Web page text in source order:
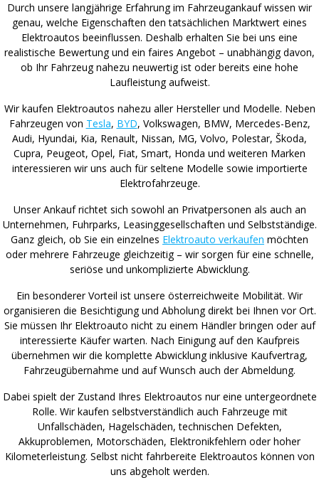
Durch unsere langjährige Erfahrung im Fahrzeugankauf wissen wir
genau, welche Eigenschaften den tatsächlichen Marktwert eines
Elektroautos beeinflussen. Deshalb erhalten Sie bei uns eine
realistische Bewertung und ein faires Angebot – unabhängig davon,
ob Ihr Fahrzeug nahezu neuwertig ist oder bereits eine hohe
Laufleistung aufweist.
Wir kaufen Elektroautos nahezu aller Hersteller und Modelle. Neben
Fahrzeugen von Tesla, BYD, Volkswagen, BMW, Mercedes-Benz,
Audi, Hyundai, Kia, Renault, Nissan, MG, Volvo, Polestar, Škoda,
Cupra, Peugeot, Opel, Fiat, Smart, Honda und weiteren Marken
interessieren wir uns auch für seltene Modelle sowie importierte
Elektrofahrzeuge.
Unser Ankauf richtet sich sowohl an Privatpersonen als auch an
Unternehmen, Fuhrparks, Leasinggesellschaften und Selbstständige.
Ganz gleich, ob Sie ein einzelnes Elektroauto verkaufen möchten
oder mehrere Fahrzeuge gleichzeitig – wir sorgen für eine schnelle,
seriöse und unkomplizierte Abwicklung.
Ein besonderer Vorteil ist unsere österreichweite Mobilität. Wir
organisieren die Besichtigung und Abholung direkt bei Ihnen vor Ort.
Sie müssen Ihr Elektroauto nicht zu einem Händler bringen oder auf
interessierte Käufer warten. Nach Einigung auf den Kaufpreis
übernehmen wir die komplette Abwicklung inklusive Kaufvertrag,
Fahrzeugübernahme und auf Wunsch auch der Abmeldung.
Dabei spielt der Zustand Ihres Elektroautos nur eine untergeordnete
Rolle. Wir kaufen selbstverständlich auch Fahrzeuge mit
Unfallschäden, Hagelschäden, technischen Defekten,
Akkuproblemen, Motorschäden, Elektronikfehlern oder hoher
Kilometerleistung. Selbst nicht fahrbereite Elektroautos können von
uns abgeholt werden.